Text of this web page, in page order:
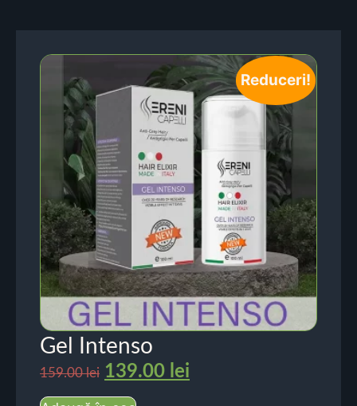
Reduceri!
Gel Intenso
159.00lei 139.00 lei